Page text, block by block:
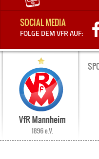
SOCIAL MEDIA
FOLGE DEM VFR AUF: